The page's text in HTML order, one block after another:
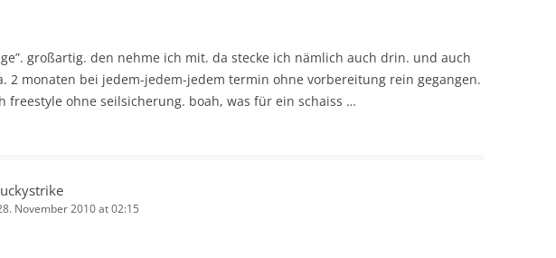
großartig. den nehme ich mit. da stecke ich nämlich auch drin. und auch
2 monaten bei jedem-jedem-jedem termin ohne vorbereitung rein gegangen.
freestyle ohne seilsicherung. boah, was für ein schaiss …
November 2010 at 02:15